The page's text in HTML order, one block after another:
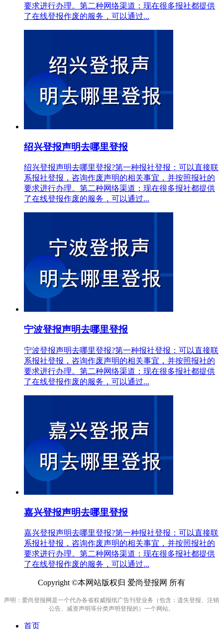
要求进行办理。第二种网络渠道：现在很多报社都提供
了在线登报作废的服务，可以通过...
绍兴登报声明去哪里登报
绍兴登报声明去哪里登报?第一种报社登报：可以直接联
系报社登报，咨询作废声明的相关事宜，并按照报社的
要求进行办理。第二种网络渠道：现在很多报社都提供
了在线登报作废的服务，可以通过...
宁波登报声明去哪里登报
宁波登报声明去哪里登报?第一种报社登报：可以直接联
系报社登报，咨询作废声明的相关事宜，并按照报社的
要求进行办理。第二种网络渠道：现在很多报社都提供
了在线登报作废的服务，可以通过...
嘉兴登报声明去哪里登报
嘉兴登报声明去哪里登报?第一种报社登报：可以直接联
系报社登报，咨询作废声明的相关事宜，并按照报社的
要求进行办理。第二种网络渠道：现在很多报社都提供
了在线登报作废的服务，可以通过...
Copyright ©本网站版权归 爱尚登报网 所有
声明：爱尚登报网是一个代办各省权威报纸广告刊登业务（包含：遗失登报、注销
公告、减资声明等分类声明登报的）一个网站。
首页